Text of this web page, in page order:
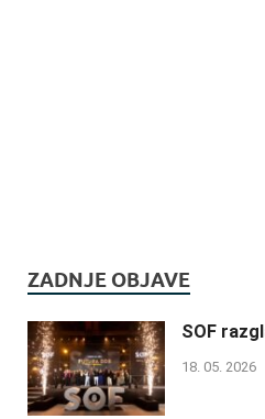
ZADNJE OBJAVE
SOF
18. 05. 2026